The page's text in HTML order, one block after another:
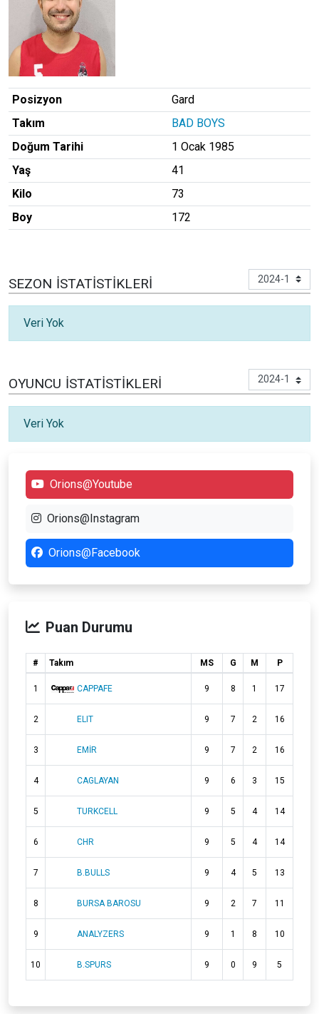
Posizyon
Gard
Takım
BAD BOYS
Doğum Tarihi
1 Ocak 1985
Yaş
41
Kilo
73
Boy
172
SEZON İSTATISTIKLERI
Veri Yok
OYUNCU İSTATISTIKLERI
Veri Yok
Orions@Youtube
Orions@Instagram
Orions@Facebook
Puan Durumu
# Takım MS G M P
1 CAPPAFE 9 8 1 17
2 ELIT 9 7 2 16
3 EMİR 9 7 2 16
4 CAGLAYAN 9 6 3 15
5 TURKCELL 9 5 4 14
6 CHR 9 5 4 14
7 B.BULLS 9 4 5 13
8 BURSA BAROSU 9 2 7 11
9 ANALYZERS 9 1 8 10
10 B.SPURS 9 0 9 5